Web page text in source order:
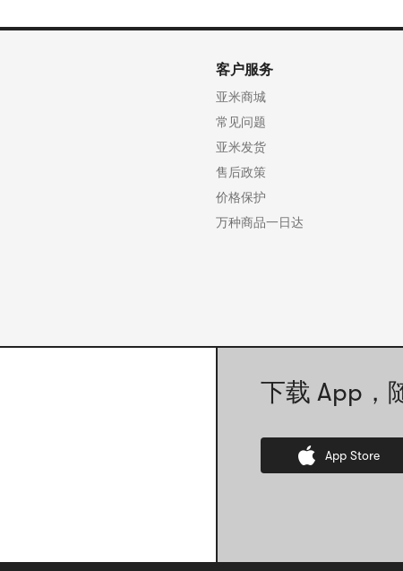
客户服务
亚米商城
常见问题
亚米发货
售后政策
价格保护
万种商品一日达
下载 App，
App Store